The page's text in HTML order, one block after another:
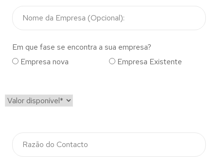
Em que fase se encontra a sua empresa?
Empresa nova
Empresa Existente